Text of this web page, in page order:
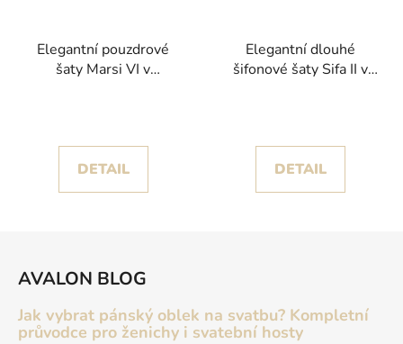
Elegantní pouzdrové
šaty Marsi VI v
DETAIL
Elegantní dlouhé
šifonové šaty Sifa II v
DETAIL
AVALON BLOG
Jak vybrat pánský oblek na svatbu? Kompletní
průvodce pro ženichy i svatební hosty